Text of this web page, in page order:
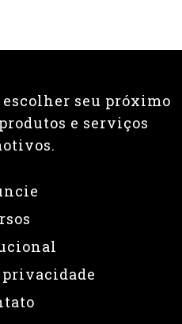
escolher seu próximo
e serviços